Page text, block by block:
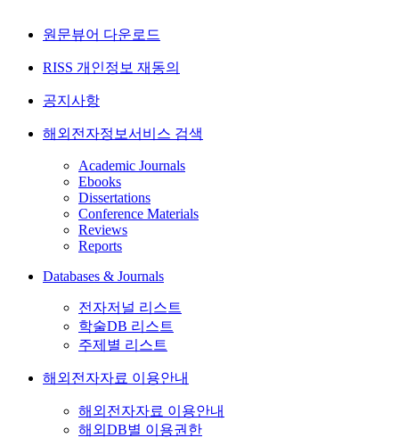
원문뷰어 다운로드
RISS 개인정보 재동의
공지사항
해외전자정보서비스 검색
Academic Journals
Ebooks
Dissertations
Conference Materials
Reviews
Reports
Databases & Journals
전자저널 리스트
학술DB 리스트
주제별 리스트
해외전자자료 이용안내
해외전자자료 이용안내
해외DB별 이용권한